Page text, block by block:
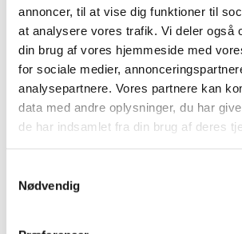
annoncer, til at vise dig funktioner til
at analysere vores trafik. Vi deler også
din brug af vores hjemmeside med
for sociale medier,
analysepartnere. Vores partnere kan
data med andre oplysninger, du har
de har indsamlet fra din brug af deres
Nødvendig
Vandhane 3-1 FLEX A i
tud
kr.2.495,00
Tilføj til kurv
Kun Vandhane
Vandhane 3-1 FLEX A i sort